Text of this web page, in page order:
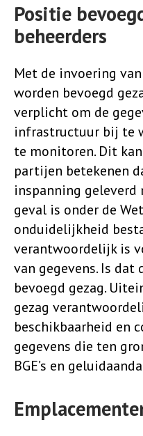
Positie
beheerders
Met de invoering
worden bevoegd
verplicht om de
infrastructuur bij te
te monitoren. Dit
partijen betekenen
inspanning
geval is onder de
onduidelijkheid
verantwoordelijk is
van gegevens. Is dat
bevoegd gezag.
gezag
beschikbaarheid en
gegevens die ten
BGE’s en